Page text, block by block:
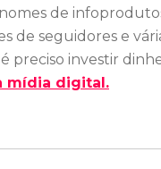
de
de seguidores e
preciso investir
mídia digital.